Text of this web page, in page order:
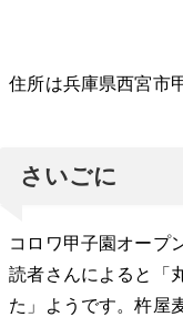
住所は兵庫県西宮市
さいごに
コロワ甲子園オープ
読者さんによると「
た」ようです。杵屋